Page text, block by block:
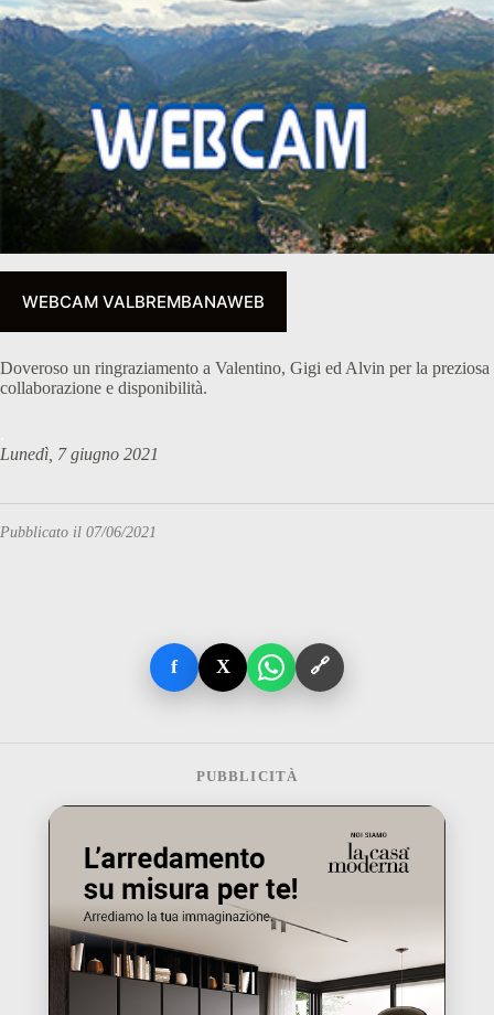
WEBCAM VALBREMBANAWEB
Doveroso un ringraziamento a Valentino, Gigi ed Alvin per la preziosa
collaborazione e disponibilità.
Lunedì, 7 giugno 2021
Pubblicato il 07/06/2021
f X 🔗
PUBBLICITÀ